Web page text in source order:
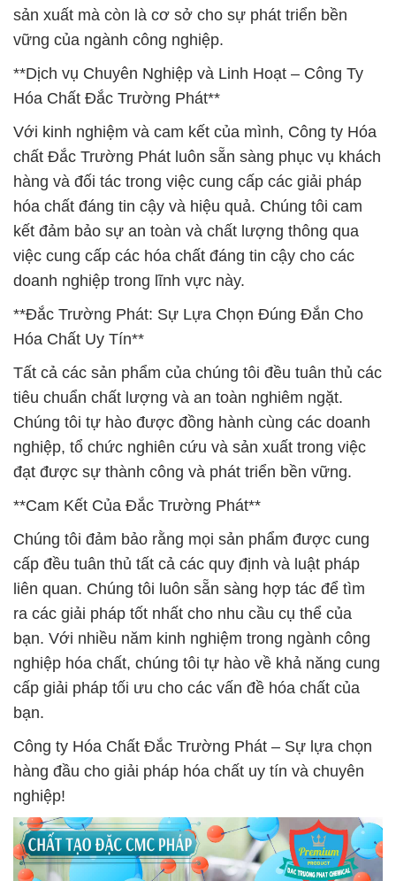
sản xuất mà còn là cơ sở cho sự phát triển bền
vững của ngành công nghiệp.
**Dịch vụ Chuyên Nghiệp và Linh Hoạt – Công Ty
Hóa Chất Đắc Trường Phát**
Với kinh nghiệm và cam kết của mình, Công ty Hóa
chất Đắc Trường Phát luôn sẵn sàng phục vụ khách
hàng và đối tác trong việc cung cấp các giải pháp
hóa chất đáng tin cậy và hiệu quả. Chúng tôi cam
kết đảm bảo sự an toàn và chất lượng thông qua
việc cung cấp các hóa chất đáng tin cậy cho các
doanh nghiệp trong lĩnh vực này.
**Đắc Trường Phát: Sự Lựa Chọn Đúng Đắn Cho
Hóa Chất Uy Tín**
Tất cả các sản phẩm của chúng tôi đều tuân thủ các
tiêu chuẩn chất lượng và an toàn nghiêm ngặt.
Chúng tôi tự hào được đồng hành cùng các doanh
nghiệp, tổ chức nghiên cứu và sản xuất trong việc
đạt được sự thành công và phát triển bền vững.
**Cam Kết Của Đắc Trường Phát**
Chúng tôi đảm bảo rằng mọi sản phẩm được cung
cấp đều tuân thủ tất cả các quy định và luật pháp
liên quan. Chúng tôi luôn sẵn sàng hợp tác để tìm
ra các giải pháp tốt nhất cho nhu cầu cụ thể của
bạn. Với nhiều năm kinh nghiệm trong ngành công
nghiệp hóa chất, chúng tôi tự hào về khả năng cung
cấp giải pháp tối ưu cho các vấn đề hóa chất của
bạn.
Công ty Hóa Chất Đắc Trường Phát – Sự lựa chọn
hàng đầu cho giải pháp hóa chất uy tín và chuyên
nghiệp!